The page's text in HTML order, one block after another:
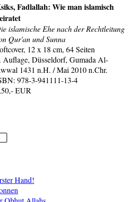
Fadlallah: Wie man islamisch
islamische Ehe nach der Rechtleitung
Qur'an und Sunna
12 x 18 cm, 64 Seiten
Auflage, Düsseldorf, Gumada Al-
1431 n.H. / Mai 2010 n.Chr.
978-3-941111-13-4
EUR
Hand!